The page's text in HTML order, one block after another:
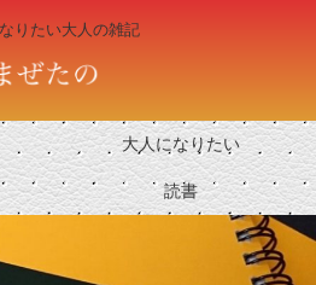
りたい大人の雑記
大人になりたい
読書